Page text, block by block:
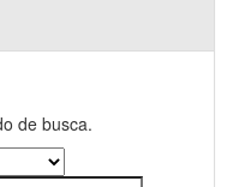
de busca.